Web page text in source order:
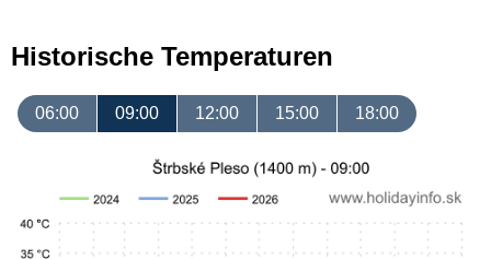
Historische Temperaturen
06:00 09:00 12:00 15:00 18:00